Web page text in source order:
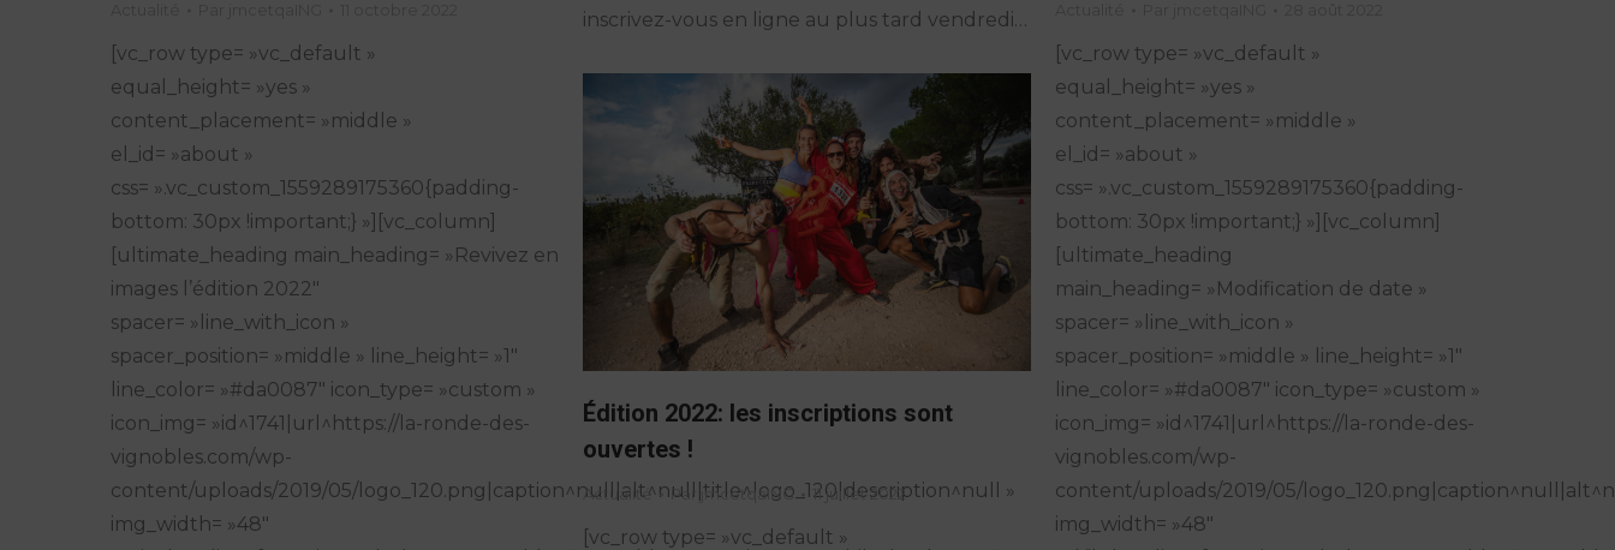
inscrivez-vous en ligne au plus tard vendredi…
[vc_row type= »vc_default »
equal_height= »yes »
content_placement= »middle »
el_id= »about »
css= ».vc_custom_1559289175360{padding-
bottom: 30px !important;} »][vc_column]
[ultimate_heading main_heading= »Revivez en
images l’édition 2022″
spacer= »line_with_icon »
spacer_position= »middle » line_height= »1″
line_color= »#da0087″ icon_type= »custom »
icon_img= »id^1741|url^https://la-ronde-des-
vignobles.com/wp-
content/uploads/2019/05/logo_120.png|caption^null|alt^null|title^logo_120|description^null »
img_width= »48″
[vc_row type= »vc_default »
equal_height= »yes »
content_placement= »middle »
el_id= »about »
css= ».vc_custom_1559289175360{padding-
bottom: 30px !important;} »][vc_column]
[ultimate_heading
main_heading= »Modification de date »
spacer= »line_with_icon »
spacer_position= »middle » line_height= »1″
line_color= »#da0087″ icon_type= »custom »
icon_img= »id^1741|url^https://la-ronde-des-
vignobles.com/wp-
content/uploads/2019/05/
img_width= »48″
Édition 2022: les inscriptions sont
ouvertes !
Actualité Par jmcetqaING 11 juillet 2022
[vc_row type= »vc_default »